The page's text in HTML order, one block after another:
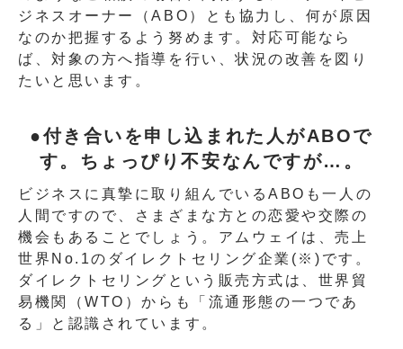
ジネスオーナー（ABO）とも協力し、何が原因
なのか把握するよう努めます。対応可能なら
ば、対象の方へ指導を行い、状況の改善を図り
たいと思います。
●付き合いを申し込まれた人がABOで
す。ちょっぴり不安なんですが…。
ビジネスに真摯に取り組んでいるABOも一人の
人間ですので、さまざまな方との恋愛や交際の
機会もあることでしょう。アムウェイは、売上
世界No.1のダイレクトセリング企業(※)です。
ダイレクトセリングという販売方式は、世界貿
易機関（WTO）からも「流通形態の一つであ
る」と認識されています。